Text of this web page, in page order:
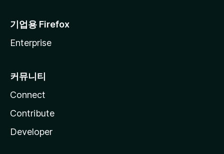
기업용 Firefox
Enterprise
커뮤니티
Connect
Contribute
Developer